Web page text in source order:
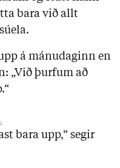
bara við allt
á mánudaginn en
„Við þurfum að
bara upp,“ segir